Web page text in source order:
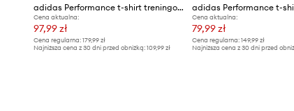
adidas Performance t-shirt treningowy Club
Cena aktualna:
97,99 zł
Cena regularna: 179,99 zł
Najniższa cena z 30 dni przed obniżką: 109,99 zł
Cena aktualna:
79,99 zł
Cena regularna:149,99 zł
Najniższa cena z 30 dni przed